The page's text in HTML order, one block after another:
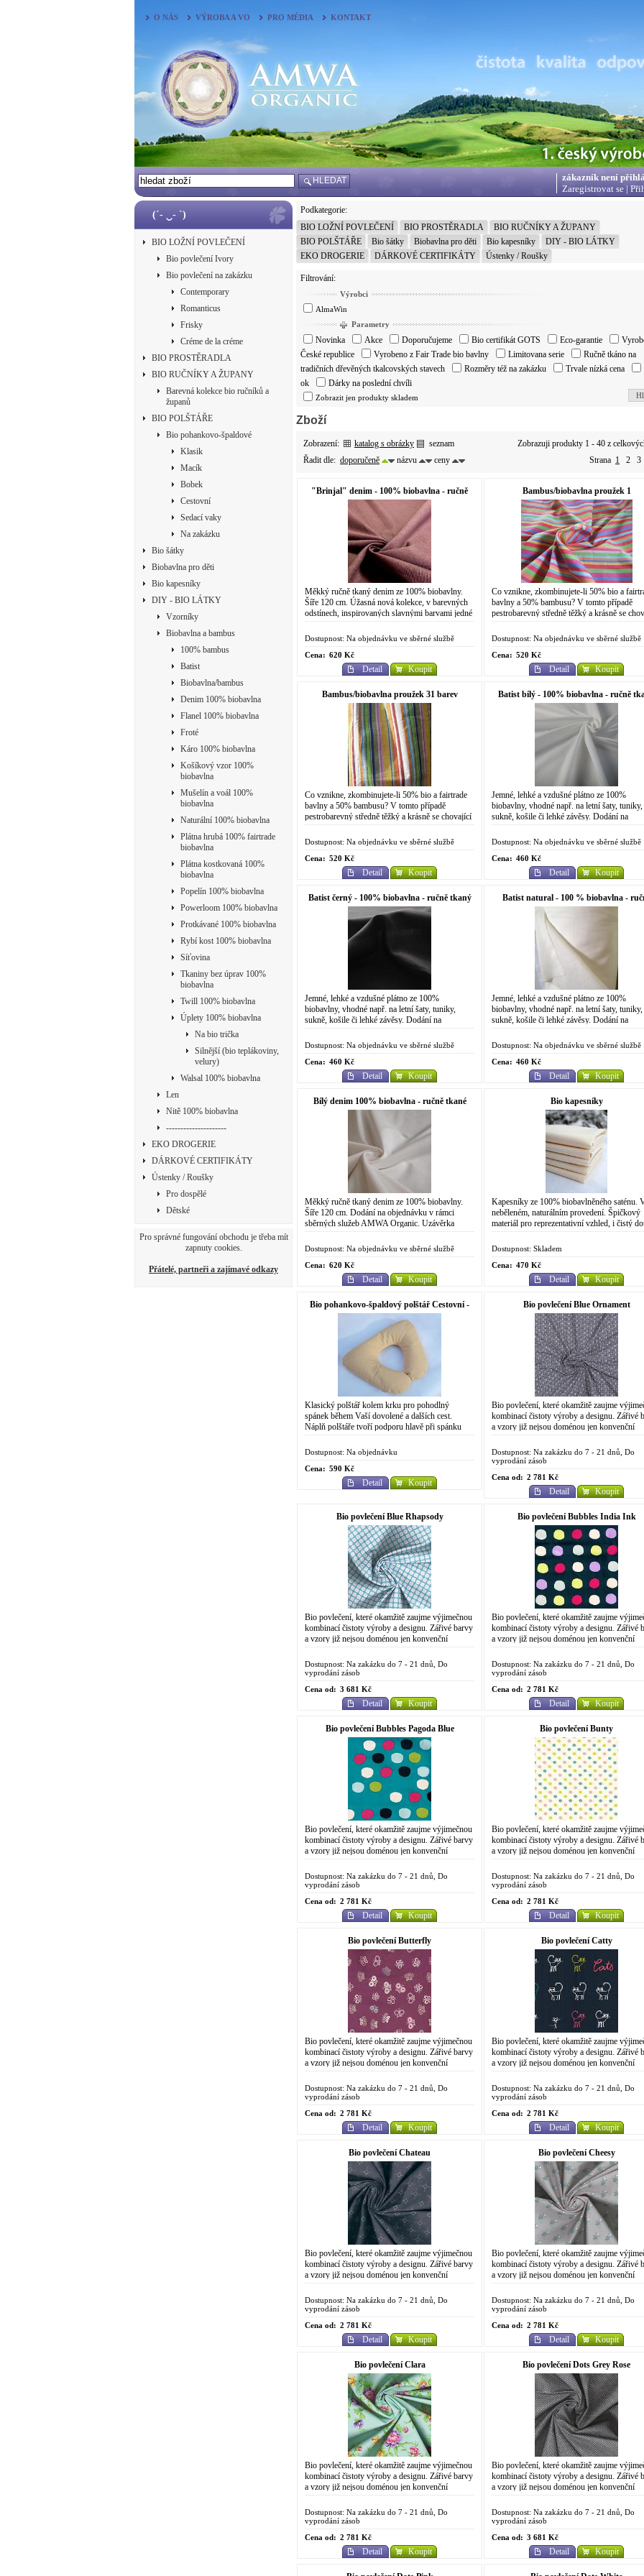
O NÁS VÝROBA A VO PRO MÉDIA KONTAKT
zákazník není
Zaregistrovat se |
HLEDAT
(´- ‿- `)
BIO LOŽNÍ POVLEČENÍ
Bio povlečení Ivory
Bio povlečení na zakázku
Contemporary
Romanticus
Frisky
Créme de la créme
BIO PROSTĚRADLA
BIO RUČNÍKY A ŽUPANY
Barevná kolekce bio ručníků a
županů
BIO POLŠTÁŘE
Bio pohankovo-špaldové
Klasik
Macík
Bobek
Cestovní
Sedací vaky
Na zakázku
Bio šátky
Biobavlna pro děti
Bio kapesníky
DIY - BIO LÁTKY
Vzorníky
Biobavlna a bambus
100% bambus
Batist
Biobavlna/bambus
Denim 100% biobavlna
Flanel 100% biobavlna
Froté
Káro 100% biobavlna
Košíkový vzor 100%
biobavlna
Mušelín a voál 100%
biobavlna
Naturální 100% biobavlna
Plátna hrubá 100% fairtrade
biobavlna
Plátna kostkovaná 100%
biobavlna
Popelín 100% biobavlna
Powerloom 100% biobavlna
Protkávané 100% biobavlna
Rybí kost 100% biobavlna
Síťovina
Tkaniny bez úprav 100%
biobavlna
Twill 100% biobavlna
Úplety 100% biobavlna
Na bio trička
Silnější (bio teplákoviny,
velury)
Walsal 100% biobavlna
Len
Nitě 100% biobavlna
---------------------
EKO DROGERIE
DÁRKOVÉ CERTIFIKÁTY
Ústenky / Roušky
Pro dospělé
Dětské
Pro správné fungování obchodu je třeba mít
zapnuty cookies.
Přátelé, partneři a zajímavé odkazy
Podkategorie:
BIO LOŽNÍ POVLEČENÍ
BIO PROSTĚRADLA
BIO RUČNÍKY A ŽUPANY
BIO POLŠTÁŘE
Bio šátky Biobavlna pro děti Bio kapesníky
DIY - BIO LÁTKY
EKO DROGERIE
DÁRKOVÉ CERTIFIKÁTY Ústenky / Roušky
Filtrování:
Výrobci
AlmaWin
Parametry
Novinka Akce Doporučujeme Bio certifikát GOTS Eco-garantie
České republice
Vyrobeno z Fair Trade bio bavlny Limitovana serie
Ručně tkáno na
tradičních dřevěných tkalcovských stavech
Rozměry též na zakázku Trvale nízká cena
ok
Dárky na poslední chvíli
Zobrazit jen produkty skladem
Zboží
Zobrazení: katalog s obrázky seznam
Zobrazuji produkty 1 - 40 z
Řadit dle: doporučeně názvu ceny Strana 1 2 3
"Brinjal" denim - 100% biobavlna - ručně
tkané
Měkký ručně tkaný denim ze 100% biobavlny.
Šíře 120 cm. Úžasná nová kolekce, v barevných
odstínech, inspirovaných slavnými barvami jedné
Dostupnost: Na objednávku ve sběrné službě
Cena: 620 Kč
Detail Koupit
Bambus/biobavlna proužek 1
Co vznikne, zkombinujete-li 50% bio a
bavlny a 50% bambusu? V tomto případě
pestrobarevný středně těžký a krásně se
Dostupnost: Na objednávku ve sběrné službě
Cena: 520 Kč
Detail Koupit
Bambus/biobavlna proužek 31 barev
Co vznikne, zkombinujete-li 50% bio a fairtrade
bavlny a 50% bambusu? V tomto případě
pestrobarevný středně těžký a krásně se chovající
Dostupnost: Na objednávku ve sběrné službě
Cena: 520 Kč
Detail Koupit
Batist bílý - 100% biobavlna - ručně
Jemné, lehké a vzdušné plátno ze 100%
biobavlny, vhodné např. na letní šaty, tuniky,
sukně, košile či lehké závěsy. Dodání na
Organic....
Dostupnost: Na objednávku ve sběrné službě
Cena: 460 Kč
Detail Koupit
Batist černý - 100% biobavlna - ručně tkaný
Jemné, lehké a vzdušné plátno ze 100%
biobavlny, vhodné např. na letní šaty, tuniky,
sukně, košile či lehké závěsy. Dodání na
Organic....
Dostupnost: Na objednávku ve sběrné službě
Cena: 460 Kč
Detail Koupit
Batist natural - 100 % biobavlna -
tkaný
Jemné, lehké a vzdušné plátno ze 100%
biobavlny, vhodné např. na letní šaty, tuniky,
sukně, košile či lehké závěsy. Dodání na
Organic....
Dostupnost: Na objednávku ve sběrné službě
Cena: 460 Kč
Detail Koupit
Bílý denim 100% biobavlna - ručně tkané
Měkký ručně tkaný denim ze 100% biobavlny.
Šíře 120 cm. Dodání na objednávku v rámci
sběrných služeb AMWA Organic. Uzávěrka
plateb...
Dostupnost: Na objednávku ve sběrné službě
Cena: 620 Kč
Detail Koupit
Bio kapesníky
Kapesníky ze 100% biobavlněného saténu.
neběleném, naturálním provedení. Špičkový
materiál pro reprezentativní vzhled, i čistý
pochází...
Dostupnost: Skladem
Cena: 470 Kč
Detail Koupit
Bio pohankovo-špaldový polštář Cestovní -
žlutý
Klasický polštář kolem krku pro pohodlný
spánek během Vaší dovolené a dalších cest.
Náplň polštáře tvoří podporu hlavě při spánku
Dostupnost: Na objednávku
Cena: 590 Kč
Detail Koupit
Bio povlečení Blue Ornament
Bio povlečení, které okamžitě zaujme
kombinací čistoty výroby a designu. Zářivé
a vzory již nejsou doménou jen konvenční
Dostupnost: Na zakázku do 7 - 21 dnů, Do
vyprodání zásob
Cena od: 2 781 Kč
Detail Koupit
Bio povlečení Blue Rhapsody
Bio povlečení, které okamžitě zaujme výjimečnou
kombinací čistoty výroby a designu. Zářivé barvy
a vzory již nejsou doménou jen konvenční
propracovaného...
Dostupnost: Na zakázku do 7 - 21 dnů, Do
vyprodání zásob
Cena od: 3 681 Kč
Detail Koupit
Bio povlečení Bubbles India Ink
Bio povlečení, které okamžitě zaujme
kombinací čistoty výroby a designu. Zářivé
a vzory již nejsou doménou jen konvenční
propracovaného...
Dostupnost: Na zakázku do 7 - 21 dnů, Do
vyprodání zásob
Cena od: 2 781 Kč
Detail Koupit
Bio povlečení Bubbles Pagoda Blue
Bio povlečení, které okamžitě zaujme výjimečnou
kombinací čistoty výroby a designu. Zářivé barvy
a vzory již nejsou doménou jen konvenční
propracovaného...
Dostupnost: Na zakázku do 7 - 21 dnů, Do
vyprodání zásob
Cena od: 2 781 Kč
Detail Koupit
Bio povlečení Bunty
Bio povlečení, které okamžitě zaujme
kombinací čistoty výroby a designu. Zářivé
a vzory již nejsou doménou jen konvenční
propracovaného...
Dostupnost: Na zakázku do 7 - 21 dnů, Do
vyprodání zásob
Cena od: 2 781 Kč
Detail Koupit
Bio povlečení Butterfly
Bio povlečení, které okamžitě zaujme výjimečnou
kombinací čistoty výroby a designu. Zářivé barvy
a vzory již nejsou doménou jen konvenční
propracovaného...
Dostupnost: Na zakázku do 7 - 21 dnů, Do
vyprodání zásob
Cena od: 2 781 Kč
Detail Koupit
Bio povlečení Catty
Bio povlečení, které okamžitě zaujme
kombinací čistoty výroby a designu. Zářivé
a vzory již nejsou doménou jen konvenční
propracovaného...
Dostupnost: Na zakázku do 7 - 21 dnů, Do
vyprodání zásob
Cena od: 2 781 Kč
Detail Koupit
Bio povlečení Chateau
Bio povlečení, které okamžitě zaujme výjimečnou
kombinací čistoty výroby a designu. Zářivé barvy
a vzory již nejsou doménou jen konvenční
Dostupnost: Na zakázku do 7 - 21 dnů, Do
vyprodání zásob
Cena od: 2 781 Kč
Detail Koupit
Bio povlečení Cheesy
Bio povlečení, které okamžitě zaujme
kombinací čistoty výroby a designu. Zářivé
a vzory již nejsou doménou jen konvenční
propracovaného...
Dostupnost: Na zakázku do 7 - 21 dnů, Do
vyprodání zásob
Cena od: 2 781 Kč
Detail Koupit
Bio povlečení Clara
Bio povlečení, které okamžitě zaujme výjimečnou
kombinací čistoty výroby a designu. Zářivé barvy
a vzory již nejsou doménou jen konvenční
Dostupnost: Na zakázku do 7 - 21 dnů, Do
vyprodání zásob
Cena od: 2 781 Kč
Detail Koupit
Bio povlečení Dots Grey Rose
Bio povlečení, které okamžitě zaujme
kombinací čistoty výroby a designu. Zářivé
a vzory již nejsou doménou jen konvenční
propracovaného...
Dostupnost: Na zakázku do 7 - 21 dnů, Do
vyprodání zásob
Cena od: 3 681 Kč
Detail Koupit